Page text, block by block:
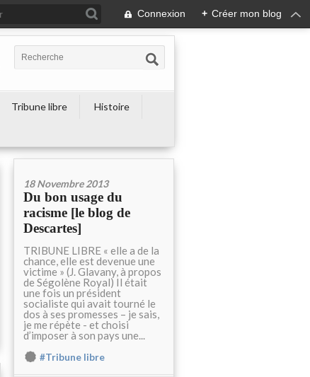
Connexion + Créer mon blog
Tribune libre
Histoire
18 Novembre 2013
Du bon usage du
racisme [le blog de
Descartes]
TRIBUNE LIBRE « elle a de la
chance, elle est devenue une
victime » (J. Glavany, à propos
de Ségolène Royal) Il était
une fois un président
socialiste qui avait tourné le
dos à ses promesses – je sais,
je me répète - et choisi
d’imposer à son pays une...
#Tribune libre